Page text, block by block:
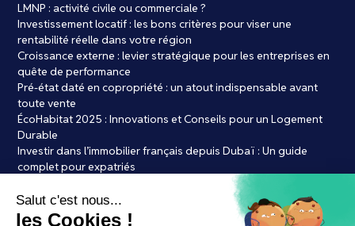
LMNP : activité civile ou commerciale ?
Investissement locatif : les bons critères pour viser une
rentabilité réelle dans votre région
Croissance externe : levier stratégique pour les entreprises en
quête de performance
Pré-état daté en copropriété : un atout indispensable avant
toute vente
ÉcoHabitat 2025 : Innovations et Conseils pour un Logement
Durable
Investir dans l’immobilier français depuis Dubaï : Un guide
complet pour expatriés
Achat immobilier : les 7 erreurs courantes à éviter absolument
LMNP Bordeaux : le bon timing pour se lancer ?
Par Laure de credits.frLes courtiers en crédit immobilier à l’ère